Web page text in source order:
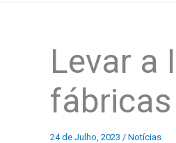
Levar a
fábricas
24 de Julho, 2023 / Notícias